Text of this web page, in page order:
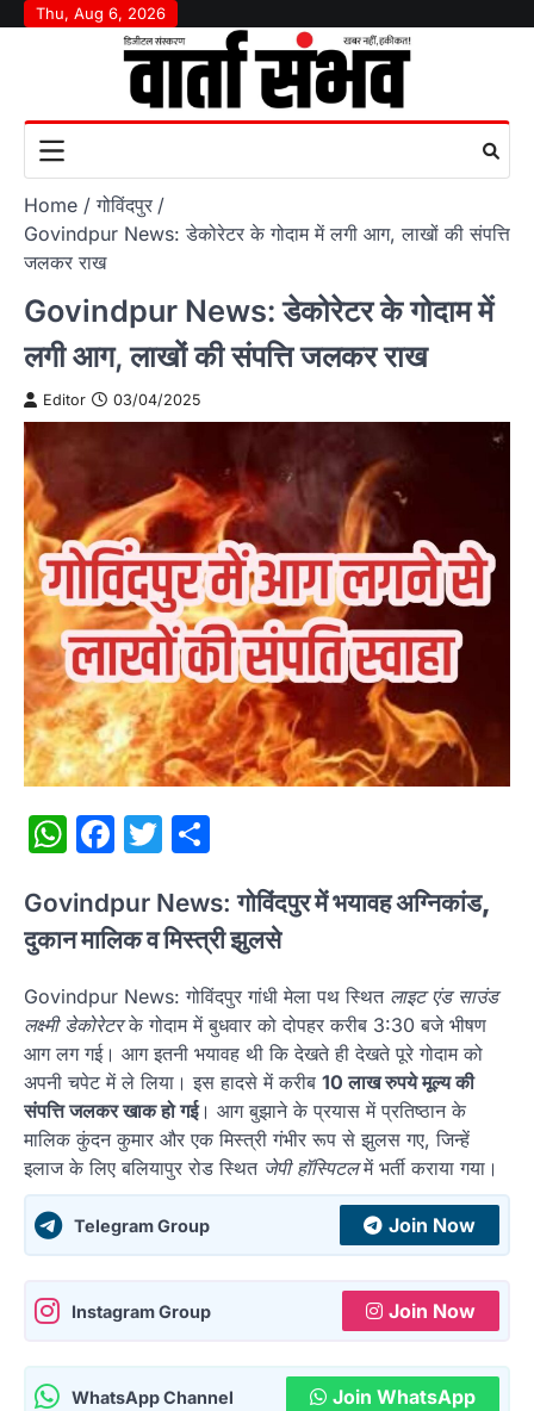
SkipThu, Aug 6, 2026
Home
गोविंदपुर
Govindpur News: डेकोरेटर के गोदाम में लगी आग, लाखों की संपत्ति
जलकर राख
Govindpur News: डेकोरेटर के गोदाम में
लगी आग, लाखों की संपत्ति जलकर राख
Editor 03/04/2025
WhatsApp
Facebook
Twitter
Govindpur News:गोविंदपुर में भयावह अग्निकांड,
दुकान मालिक व मिस्त्री झुलसे
Govindpur News: गोविंदपुर गांधी मेला पथ स्थित लाइट एंड साउंड
लक्ष्मी डेकोरेटरके गोदाम में बुधवार को दोपहर करीब 3:30 बजे भीषण
आग लग गई। आग इतनी भयावह थी कि देखते ही देखते पूरे गोदाम को
अपनी चपेट में ले लिया। इस हादसे में करीब 10 लाख रुपये मूल्य की
संपत्ति जलकर खाक हो गई। आग बुझाने के प्रयास में प्रतिष्ठान के
मालिक कुंदन कुमार और एक मिस्त्री गंभीर रूप से झुलस गए, जिन्हें
इलाज के लिए बलियापुर रोड स्थित जेपी हॉस्पिटलमें भर्ती कराया गया।
Telegram Group Join Now
Instagram Group Join Now
WhatsApp Channel Join WhatsApp